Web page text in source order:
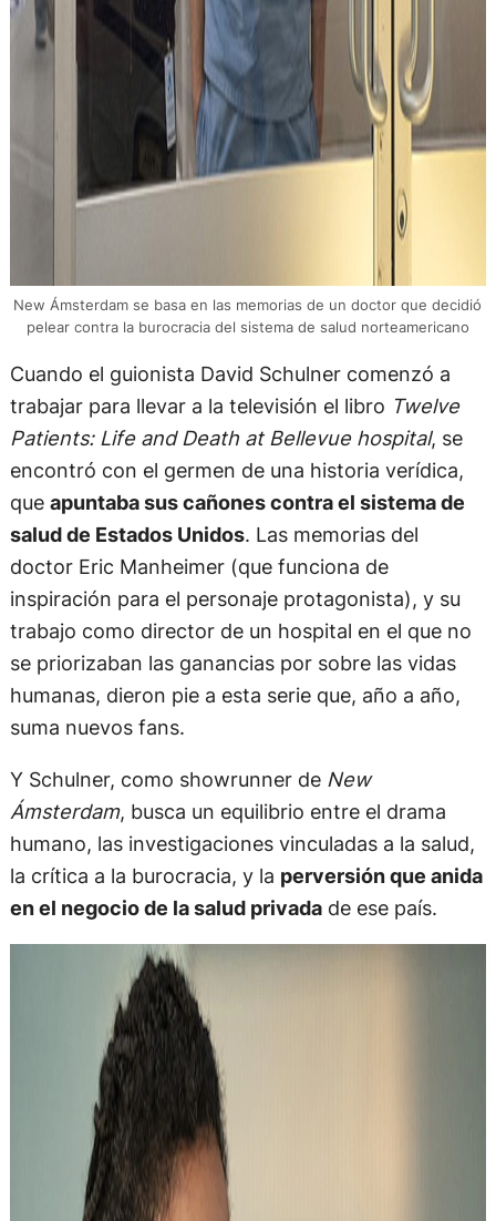
New Ámsterdam se basa en las memorias de un doctor que decidió
pelear contra la burocracia del sistema de salud norteamericano
Cuando el guionista David Schulner comenzó a
trabajar para llevar a la televisión el libro Twelve
Patients: Life and Death at Bellevue hospital, se
encontró con el germen de una historia verídica,
que apuntaba sus cañones contra el sistema de
salud de Estados Unidos. Las memorias del
doctor Eric Manheimer (que funciona de
inspiración para el personaje protagonista), y su
trabajo como director de un hospital en el que no
se priorizaban las ganancias por sobre las vidas
humanas, dieron pie a esta serie que, año a año,
suma nuevos fans.
Y Schulner, como showrunner de New
Ámsterdam, busca un equilibrio entre el drama
humano, las investigaciones vinculadas a la salud,
la crítica a la burocracia, y la perversión que anida
en el negocio de la salud privadade ese país.